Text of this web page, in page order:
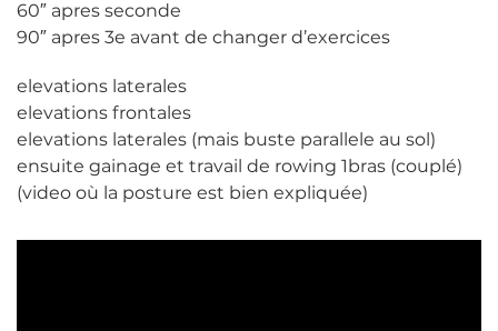
60″ apres seconde
90″ apres 3e avant de changer d’exercices
elevations laterales
elevations frontales
elevations laterales (mais buste parallele au sol)
ensuite gainage et travail de rowing 1bras (couplé)
(video où la posture est bien expliquée)